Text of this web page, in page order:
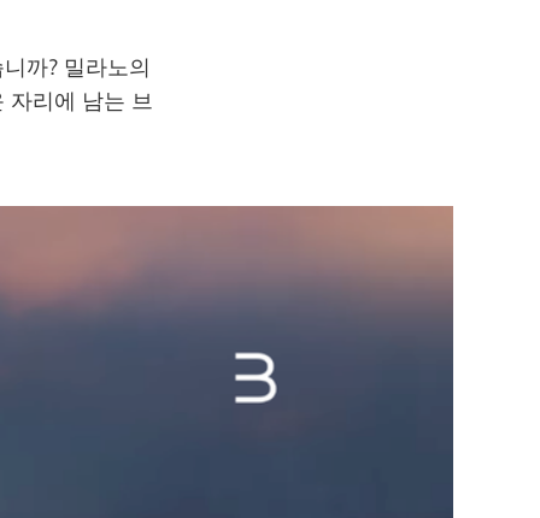
까? 밀라노의
자리에 남는 브